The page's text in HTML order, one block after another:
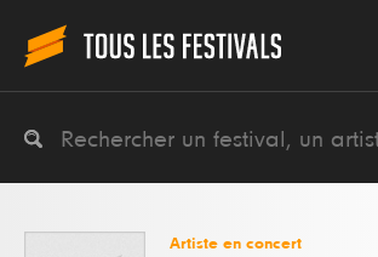
Artiste en concert